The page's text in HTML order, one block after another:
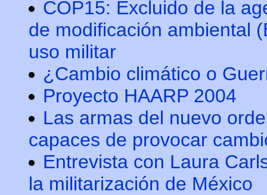
COP15: Excluido de la
de modificación ambiental
uso militar
¿Cambio climático o
Proyecto HAARP 2004
Las armas del nuevo
capaces de provocar
Entrevista con Laura
la militarización de México